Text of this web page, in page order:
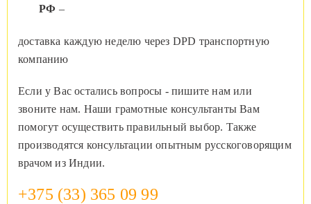
РФ –
доставка каждую неделю через DPD транспортную
компанию
Если у Вас остались вопросы - пишите нам или
звоните нам. Наши грамотные консультанты Вам
помогут осуществить правильный выбор. Также
производятся консультации опытным русскоговорящим
врачом из Индии.
+375 (33) 365 09 99